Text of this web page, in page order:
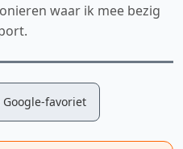
waar ik mee bezig
favoriet